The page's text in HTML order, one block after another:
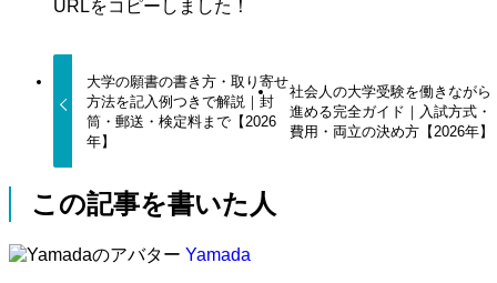
URLをコピーしました！
大学の願書の書き方・取り寄せ
方法を記入例つきで解説｜封
筒・郵送・検定料まで【2026
年】
社会人の大学受験を働きながら
進める完全ガイド｜入試方式・
費用・両立の決め方【2026年】
この記事を書いた人
Yamada